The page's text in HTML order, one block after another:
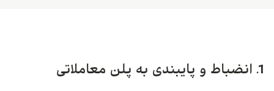
1. انضباط و پایبندی به پلن معاملاتی